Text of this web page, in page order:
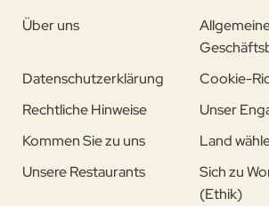
Über uns
Datenschutzerklärung
Cookie-
Rechtliche Hinweise
Unser
Kommen Sie zu uns
Land
Unsere Restaurants
Sich zu
(Ethik)